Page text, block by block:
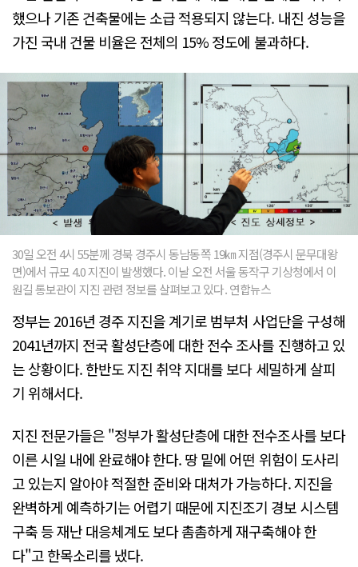
했으나 기존 건축물에는 소급 적용되지 않는다. 내진 성능을
가진 국내 건물 비율은 전체의 15% 정도에 불과하다.
30일 오전 4시 55분께 경북 경주시 동남동쪽 19㎞ 지점(경주시 문무대왕
면)에서 규모 4.0 지진이 발생했다. 이날 오전 서울 동작구 기상청에서 이
원길 통보관이 지진 관련 정보를 살펴보고 있다. 연합뉴스
정부는 2016년 경주 지진을 계기로 범부처 사업단을 구성해
2041년까지 전국 활성단층에 대한 전수 조사를 진행하고 있
는 상황이다. 한반도 지진 취약 지대를 보다 세밀하게 살피
기 위해서다.
지진 전문가들은 "정부가 활성단층에 대한 전수조사를 보다
이른 시일 내에 완료해야 한다. 땅 밑에 어떤 위험이 도사리
고 있는지 알아야 적절한 준비와 대처가 가능하다. 지진을
완벽하게 예측하기는 어렵기 때문에 지진조기 경보 시스템
구축 등 재난 대응체계도 보다 촘촘하게 재구축해야 한
다"고 한목소리를 냈다.